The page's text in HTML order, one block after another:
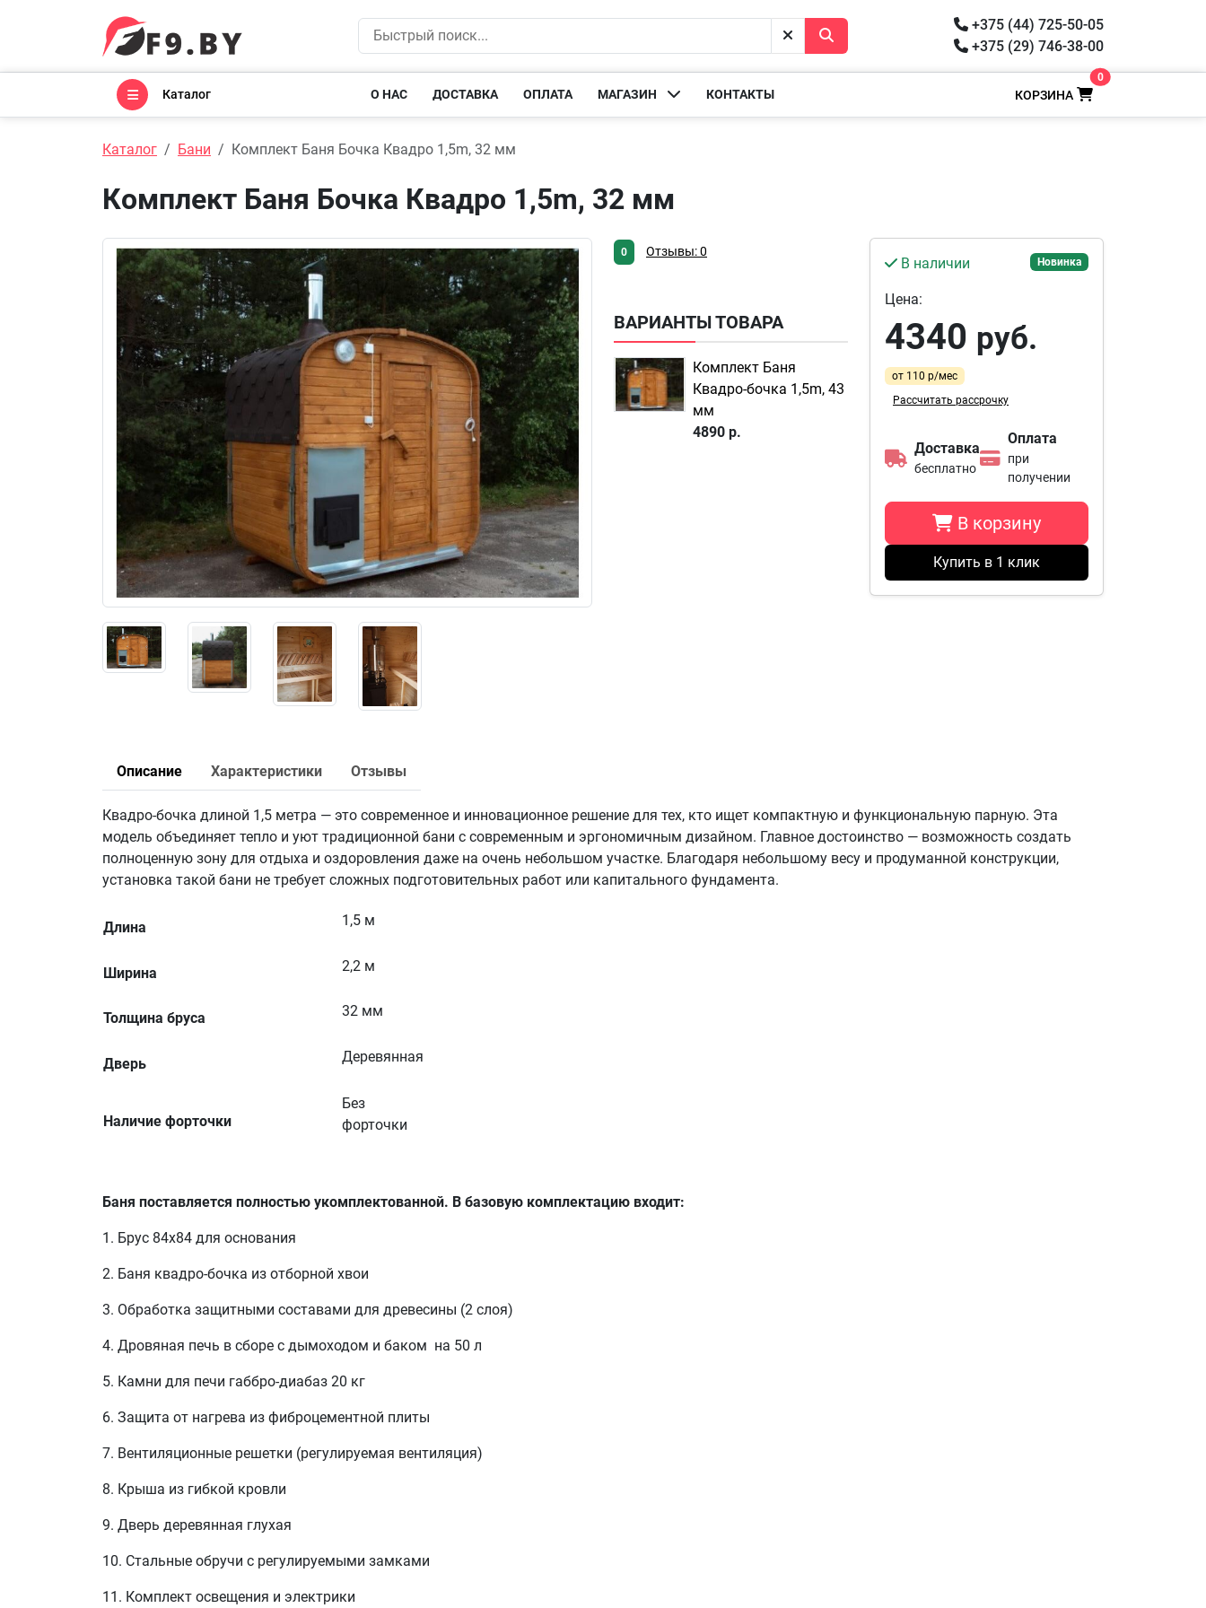
+375 (44) 725-50-05
+375 (29) 746-38-00
Каталог О НАС ДОСТАВКА ОПЛАТА МАГАЗИН КОНТАКТЫ КОРЗИНА
0
Каталог Бани Комплект Баня Бочка Квадро 1,5m, 32 мм
Комплект Баня Бочка Квадро 1,5m, 32 мм
В наличии Новинка
Цена:
4340 руб.
от 110 р/мес
Рассчитать рассрочку
Доставка
бесплатно
Оплата
при
получении
В корзину
Купить в 1 клик
0 Отзывы: 0
ВАРИАНТЫ ТОВАРА
Комплект Баня
Квадро-бочка 1,5m, 43
мм
4890 р.
Описание Характеристики Отзывы
Квадро-бочка длиной 1,5 метра — это современное и инновационное решение для тех, кто ищет компактную и функциональную парную. Эта
модель объединяет тепло и уют традиционной бани с современным и эргономичным дизайном. Главное достоинство — возможность создать
полноценную зону для отдыха и оздоровления даже на очень небольшом участке. Благодаря небольшому весу и продуманной конструкции,
установка такой бани не требует сложных подготовительных работ или капитального фундамента.
Длина 1,5 м
Ширина 2,2 м
Толщина бруса 32 мм
Дверь Деревянная
Наличие форточки
Без
форточки
Баня поставляется полностью укомплектованной. В базовую комплектацию входит:
1. Брус 84х84 для основания
2. Баня квадро-бочка из отборной хвои
3. Обработка защитными составами для древесины (2 слоя)
4. Дровяная печь в сборе с дымоходом и баком на 50 л
5. Камни для печи габбро-диабаз 20 кг
6. Защита от нагрева из фиброцементной плиты
7. Вентиляционные решетки (регулируемая вентиляция)
8. Крыша из гибкой кровли
9. Дверь деревянная глухая
10. Стальные обручи с регулируемыми замками
11. Комплект освещения и электрики